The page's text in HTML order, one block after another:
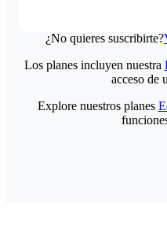
¿No quieres suscribirte?
Los planes incluyen nuestra
acceso de
Explore nuestros planes